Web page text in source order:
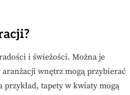
i świeżości. Można je
wnętrz mogą przybierać
tapety w kwiaty mogą